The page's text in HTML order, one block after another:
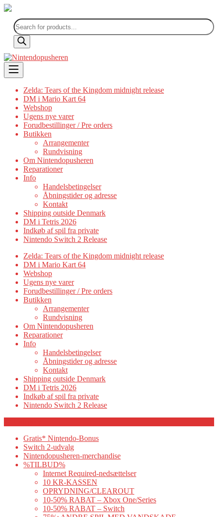
Products
search
Skip
to
content
Zelda: Tears of the Kingdom midnight release
DM i Mario Kart 64
Webshop
Ugens nye varer
Forudbestillinger / Pre orders
Butikken
Arrangementer
Rundvisning
Om Nintendopusheren
Reparationer
Info
Handelsbetingelser
Åbningstider og adresse
Kontakt
Shipping outside Denmark
DM i Tetris 2026
Indkøb af spil fra private
Nintendo Switch 2 Release
Zelda: Tears of the Kingdom midnight release
DM i Mario Kart 64
Webshop
Ugens nye varer
Forudbestillinger / Pre orders
Butikken
Arrangementer
Rundvisning
Om Nintendopusheren
Reparationer
Info
Handelsbetingelser
Åbningstider og adresse
Kontakt
Shipping outside Denmark
DM i Tetris 2026
Indkøb af spil fra private
Nintendo Switch 2 Release
Gratis* Nintendo-Bonus
Switch 2-udvalg
Nintendopusheren-merchandise
%TILBUD%
Internet Required-nedsættelser
10 KR-KASSEN
OPRYDNING/CLEAROUT
10-50% RABAT – Xbox One/Series
10-50% RABAT – Switch